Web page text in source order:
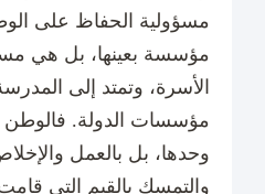
مسؤولية الحفاظ على
مؤسسة بعينها، بل هي
الأسرة، وتمتد إلى
مؤسسات الدولة. فالوطن
وحدها، بل بالعمل
والتمسك بالقيم التي قامت